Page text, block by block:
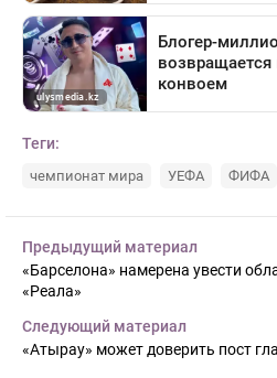
Теги:
чемпионат мира УЕФА ФИФА
Предыдущий материал
«Барселона» намерена увести
«Реала»
Следующий материал
«Атырау» может доверить пост